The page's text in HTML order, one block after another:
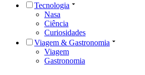
Tecnologia
Nasa
Ciência
Curiosidades
Viagem & Gastronomia
Viagem
Gastronomia